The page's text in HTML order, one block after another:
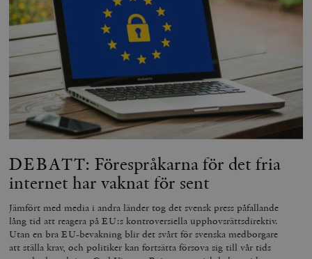
DEBATT: Förespråkarna för det fria
internet har vaknat för sent
Jämfört med media i andra länder tog det svensk press påfallande
lång tid att reagera på EU:s kontroversiella upphovsrättsdirektiv.
Utan en bra EU-bevakning blir det svårt för svenska medborgare
att ställa krav, och politiker kan fortsätta försova sig till vår tids